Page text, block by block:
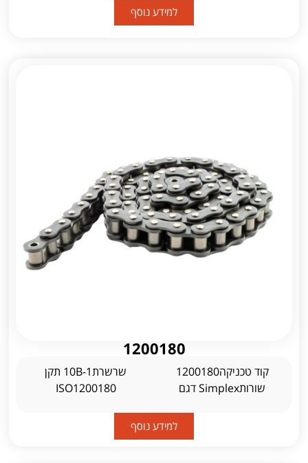
למידע נוסף
1200180
קוד טכניקה1200180
שורותSimplex דגם
שרשרת10B-1 תקן
ISO1200180
למידע נוסף